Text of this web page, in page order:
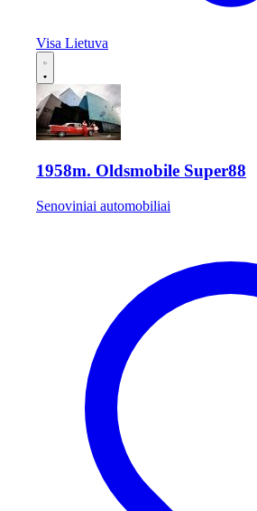
Visa Lietuva
1958m. Oldsmobile Super88
Senoviniai automobiliai